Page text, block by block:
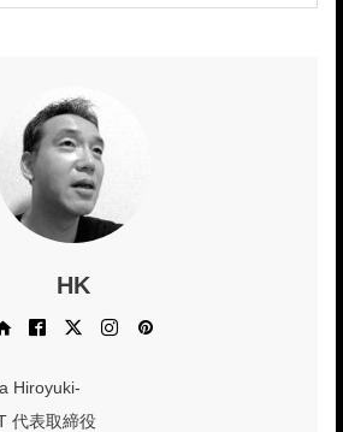
HK
Hiroyuki-
代表取締役